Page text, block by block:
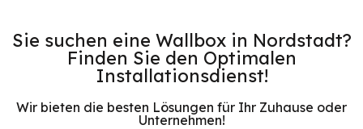
Sie suchen eine Wallbox in Nordstadt?
Finden Sie den Optimalen
Installationsdienst!
Wir bieten die besten Lösungen für Ihr Zuhause oder
Unternehmen!